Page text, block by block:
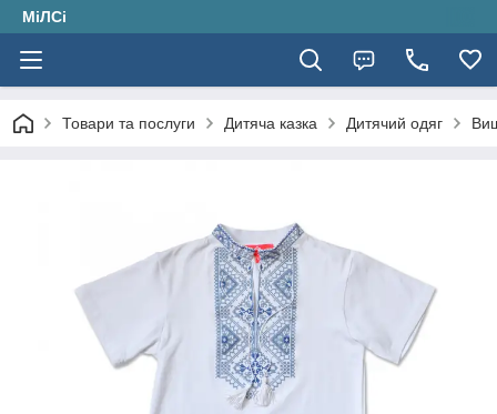
МіЛСі
Товари та послуги Дитяча казка Дитячий одяг